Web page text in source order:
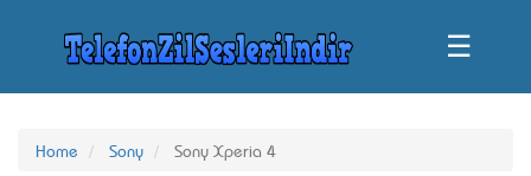
☰
Home Sony Sony Xperia 4